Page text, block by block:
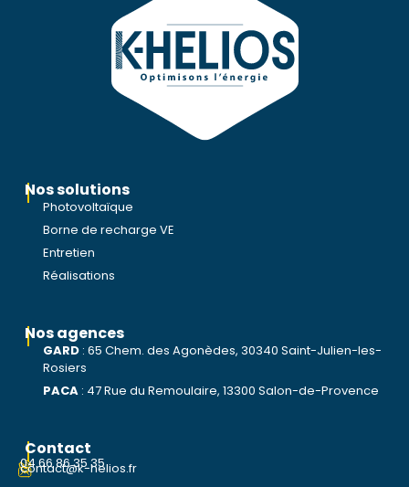
Nos solutions
Photovoltaïque
Borne de recharge VE
Entretien
Réalisations
Nos agences
GARD : 65 Chem. des Agonèdes, 30340 Saint-Julien-les-
Rosiers
PACA : 47 Rue du Remoulaire, 13300 Salon-de-Provence
Contact
04 66 86 35 35
contact@k-helios.fr